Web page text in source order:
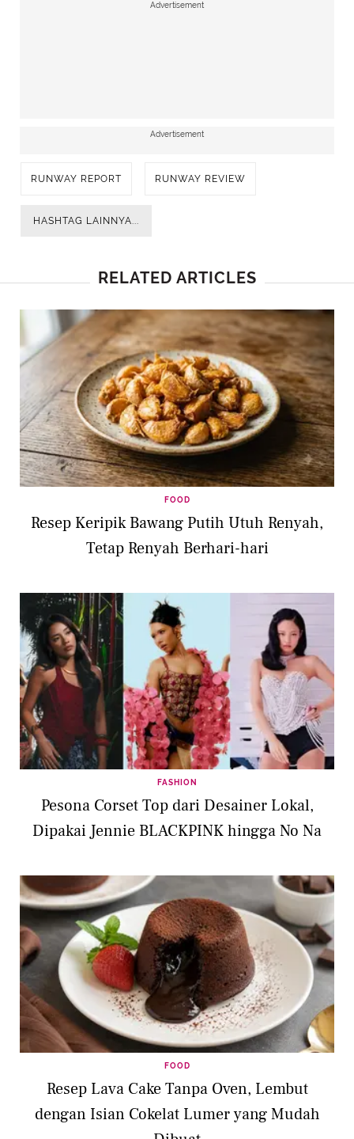
Advertisement
Advertisement
RUNWAY REPORT RUNWAY REVIEW
HASHTAG LAINNYA...
RELATED ARTICLES
FOOD
Resep Keripik Bawang Putih Utuh Renyah,
Tetap Renyah Berhari-hari
FASHION
Pesona Corset Top dari Desainer Lokal,
Dipakai Jennie BLACKPINK hingga No Na
FOOD
Resep Lava Cake Tanpa Oven, Lembut
dengan Isian Cokelat Lumer yang Mudah